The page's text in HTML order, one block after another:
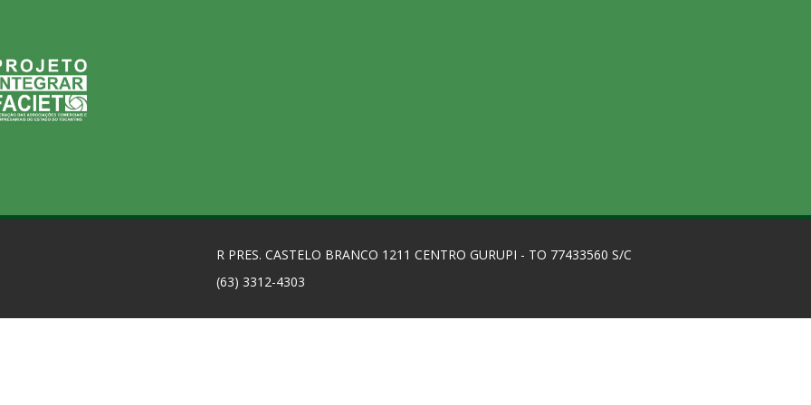
R PRES. CASTELO BRANCO 1211 CENTRO GURUPI - TO 77433560 S/C
(63) 3312-4303